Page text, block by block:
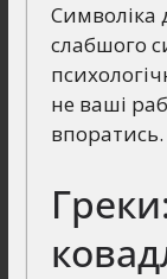
Символіка
слабшого
не ваші
впоратись.